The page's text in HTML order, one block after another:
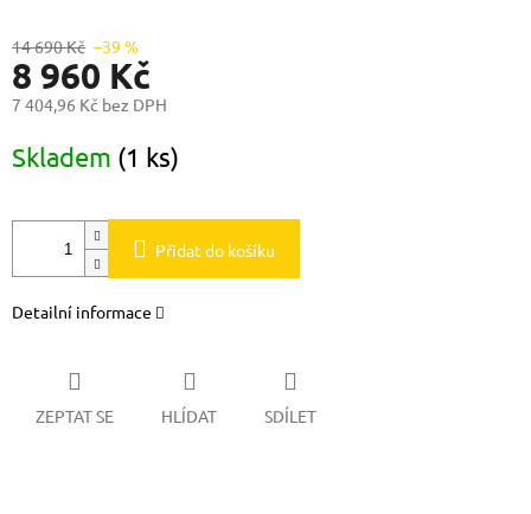
14 690 Kč –39 %
8 960 Kč
7 404,96 Kč bez DPH
cena:
Skladem (1 ks)
Přidat do košíku
Detailní informace
ZEPTAT SE HLÍDAT SDÍLET